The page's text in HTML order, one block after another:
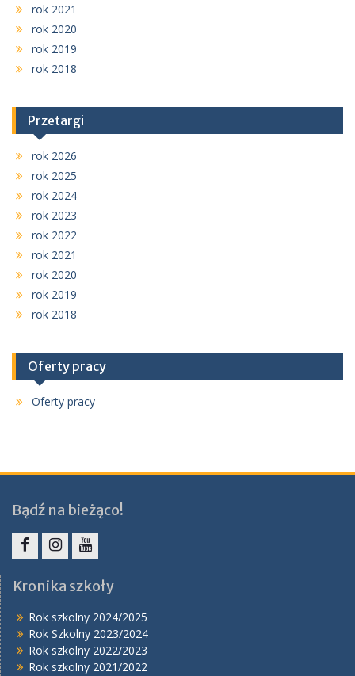
rok 2021
rok 2020
rok 2019
rok 2018
Przetargi
rok 2026
rok 2025
rok 2024
rok 2023
rok 2022
rok 2021
rok 2020
rok 2019
rok 2018
Oferty pracy
Oferty pracy
Bądź na bieżąco!
Kronika szkoły
Rok szkolny 2024/2025
Rok Szkolny 2023/2024
Rok szkolny 2022/2023
Rok szkolny 2021/2022